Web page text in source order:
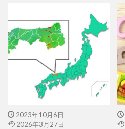
2023年10月6日
2026年3月27日